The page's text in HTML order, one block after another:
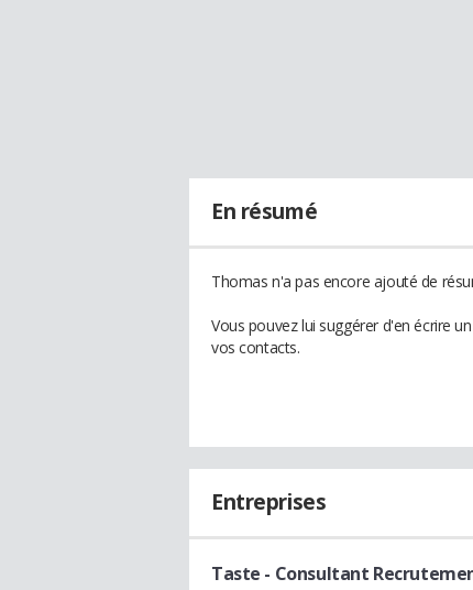
En résumé
Thomas n'a pas encore ajouté de
Vous pouvez lui suggérer d'en écrire
vos contacts.
Entreprises
Taste - Consultant